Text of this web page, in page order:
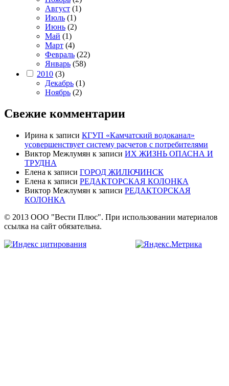
Август (1)
Июль (1)
Июнь (2)
Май (1)
Март (4)
Февраль (22)
Январь (58)
2010 (3)
Декабрь (1)
Ноябрь (2)
Свежие комментарии
Ирина к записи КГУП «Камчатский водоканал»
усовершенствует систему расчетов с потребителями
Виктор Межлумян к записи ИХ ЖИЗНЬ ОПАСНА И
ТРУДНА
Елена к записи ГОРОД ЖИЛЮЧИНСК
Елена к записи РЕДАКТОРСКАЯ КОЛОНКА
Виктор Межлумян к записи РЕДАКТОРСКАЯ
КОЛОНКА
© 2013 ООО "Вести Плюс". При использовании материалов
ссылка на сайт обязательна.